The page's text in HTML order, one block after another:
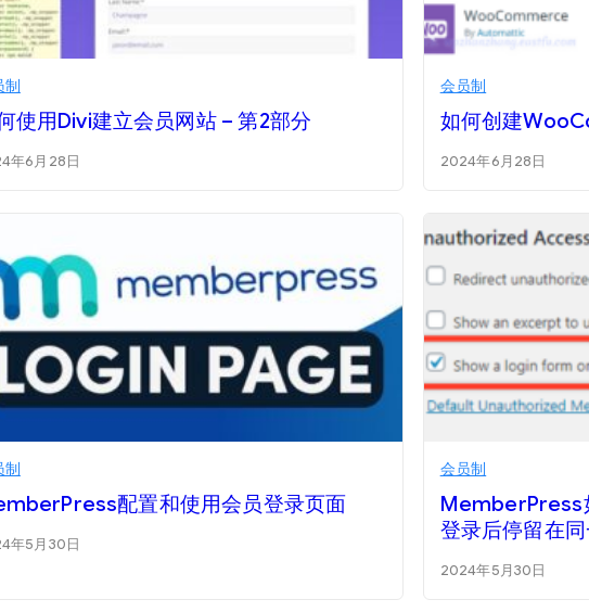
制
使用Divi建立会员网站 – 第2部分
年6月28日
会员制
如何创建
2024年6月28日
制
配置和使用会员登录页面
年5月30日
会员制
MemberPress
登录后停留在
2024年5月30日